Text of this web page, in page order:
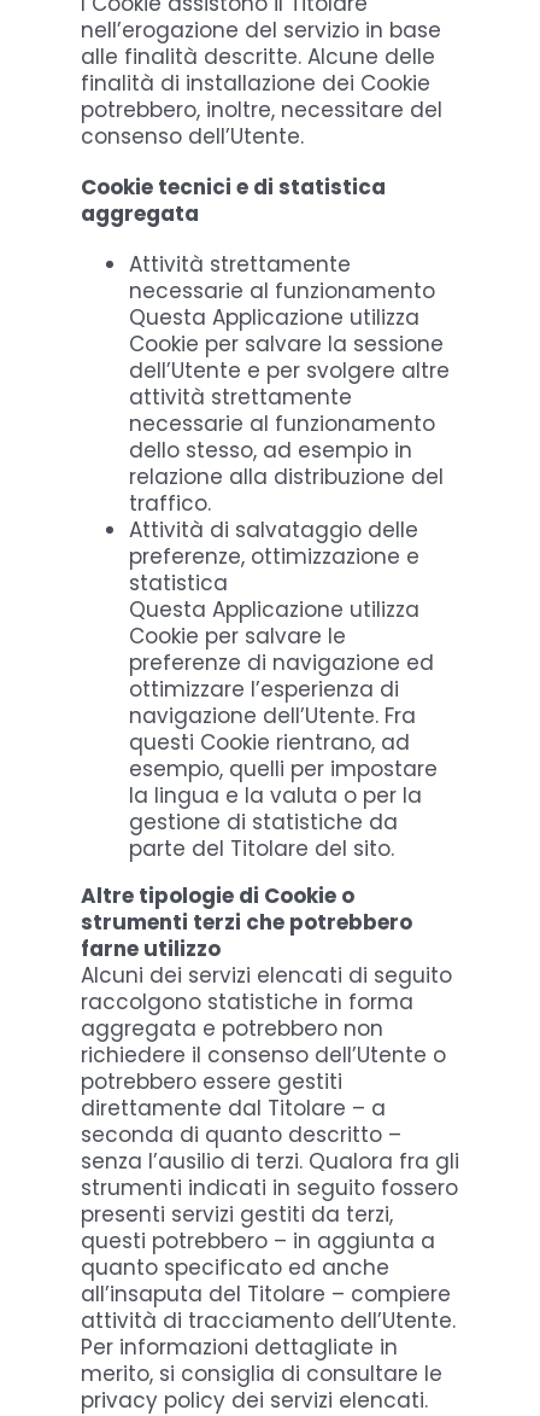
nell’erogazione del servizio in base
alle finalità descritte. Alcune delle
finalità di installazione dei Cookie
potrebbero, inoltre, necessitare del
consenso dell’Utente.
Cookie tecnici e di statistica
aggregata
Attività strettamente
necessarie al funzionamento
Questa Applicazione utilizza
Cookie per salvare la sessione
dell’Utente e per svolgere altre
attività strettamente
necessarie al funzionamento
dello stesso, ad esempio in
relazione alla distribuzione del
traffico.
Attività di salvataggio delle
preferenze, ottimizzazione e
statistica
Questa Applicazione utilizza
Cookie per salvare le
preferenze di navigazione ed
ottimizzare l’esperienza di
navigazione dell’Utente. Fra
questi Cookie rientrano, ad
esempio, quelli per impostare
la lingua e la valuta o per la
gestione di statistiche da
parte del Titolare del sito.
Altre tipologie di Cookie o
strumenti terzi che potrebbero
farne utilizzo
Alcuni dei servizi elencati di seguito
raccolgono statistiche in forma
aggregata e potrebbero non
richiedere il consenso dell’Utente o
potrebbero essere gestiti
direttamente dal Titolare – a
seconda di quanto descritto –
senza l’ausilio di terzi. Qualora fra gli
strumenti indicati in seguito fossero
presenti servizi gestiti da terzi,
questi potrebbero – in aggiunta a
quanto specificato ed anche
all’insaputa del Titolare – compiere
attività di tracciamento dell’Utente.
Per informazioni dettagliate in
merito, si consiglia di consultare le
privacy policy dei servizi elencati.